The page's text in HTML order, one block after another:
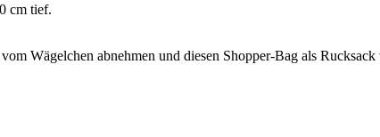
cm tief.
Wägelchen abnehmen und diesen Shopper-Bag als